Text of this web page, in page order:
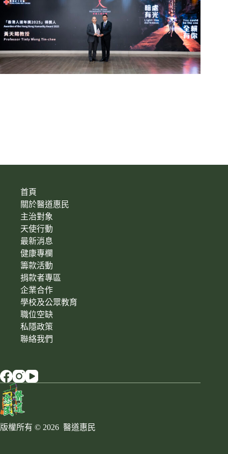
首頁
關於醫道惠民
主治對象
天使行動
最新消息
健康專欄
籌款活動
捐款者專區
企業合作
學校及公眾教育
職位空缺
私隱政策
聯絡我們
版權所有 © 2026 醫道惠民